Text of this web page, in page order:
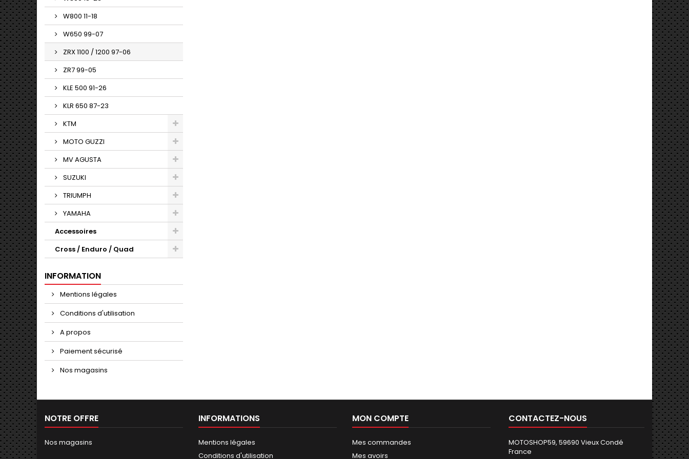
W800 11-18
W650 99-07
ZRX 1100 / 1200 97-06
ZR7 99-05
KLE 500 91-26
KLR 650 87-23
KTM
MOTO GUZZI
MV AGUSTA
SUZUKI
TRIUMPH
YAMAHA
Accessoires
Cross / Enduro / Quad
INFORMATION
Mentions légales
Conditions d'utilisation
A propos
Paiement sécurisé
Nos magasins
NOTRE OFFRE
Nos magasins
INFORMATIONS
Mentions légales
Conditions d'utilisation
MON COMPTE
Mes commandes
Mes avoirs
CONTACTEZ-NOUS
MOTOSHOP59, 59690 Vieux Condé
France